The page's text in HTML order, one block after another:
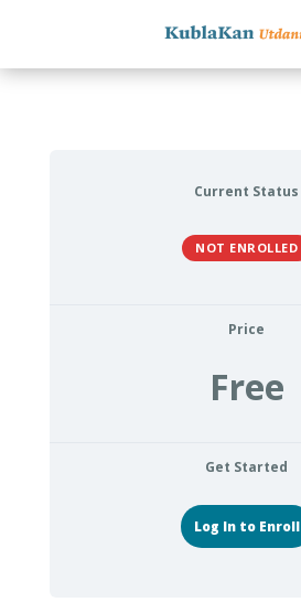
Current Status
NOT ENROLLED
Price
Free
Get Started
Log In to Enroll